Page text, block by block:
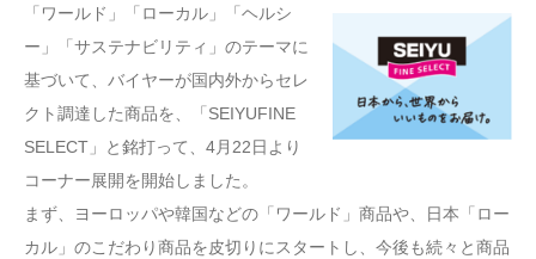
「ワールド」「ローカル」「ヘルシ
ー」「サステナビリティ」のテーマに
基づいて、バイヤーが国内外からセレ
クト調達した商品を、「SEIYUFINE
SELECT」と銘打って、4月22日より
コーナー展開を開始しました。
まず、ヨーロッパや韓国などの「ワールド」商品や、日本「ロー
カル」のこだわり商品を皮切りにスタートし、今後も続々と商品